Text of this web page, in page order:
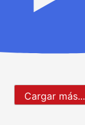
Cargar más...